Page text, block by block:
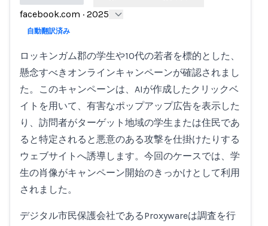
Loading...
facebook.com · 2025
自動翻訳済み
ロッキンガム郡の学生や10代の若者を標的とした、
懸念すべきオンラインキャンペーンが確認されまし
た。このキャンペーンは、AIが作成したクリックベ
イトを用いて、有害なポップアップ広告を表示した
り、訪問者がターゲット地域の学生または住民であ
ると特定されると悪意のある攻撃を仕掛けたりする
ウェブサイトへ誘導します。今回のケースでは、学
生の肖像がキャンペーン開始のきっかけとして利用
されました。
デジタル市民保護会社であるProxywareは調査を行